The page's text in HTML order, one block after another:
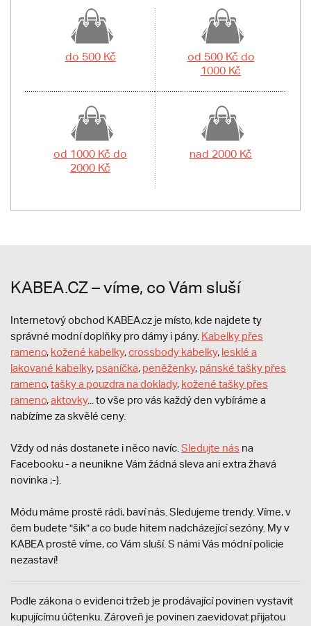
do 500 Kč
od 500 Kč do
1000 Kč
od 1000 Kč do
2000 Kč
nad 2000 Kč
KABEA.CZ – víme, co Vám sluší
Internetový obchod KABEA.cz je místo, kde najdete ty
správné modní doplňky pro dámy i pány. Kabelky přes
rameno, kožené kabelky,crossbody kabelky, lesklé a
lakované kabelky, psaníčka, peněženky, pánské tašky přes
rameno,tašky a pouzdra na doklady, kožené tašky přes
rameno,aktovky... to vše pro vás každý den vybíráme a
nabízíme za skvělé ceny.
Vždy od nás dostanete i něco navíc. Sledujte nás na
Facebooku - a neunikne Vám žádná sleva ani extra žhavá
novinka ;-).
Módu máme prostě rádi, baví nás. Sledujeme trendy. Víme, v
čem budete "šik" a co bude hitem nadcházející sezóny. My v
KABEA prostě víme, co Vám sluší. S námi Vás módní policie
nezastaví!
Podle zákona o evidenci tržeb je prodávající povinen vystavit
kupujícímu účtenku. Zároveň je povinen zaevidovat přijatou